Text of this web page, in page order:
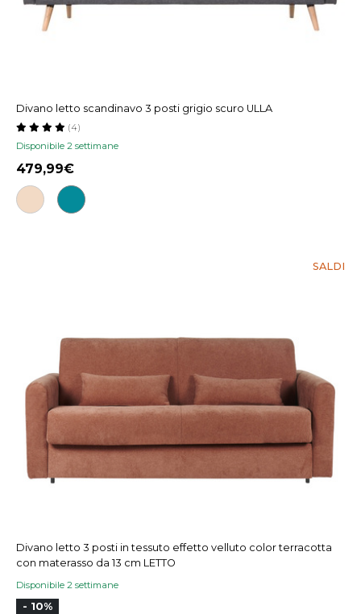
Divano letto scandinavo 3 posti grigio scuro ULLA
Disponibile 2 settimane
(4)
479,99
SALDI
Divano letto 3 posti in tessuto effetto velluto color terracotta
con materasso da 13 cm LETTO
Disponibile 2 settimane
- 10%